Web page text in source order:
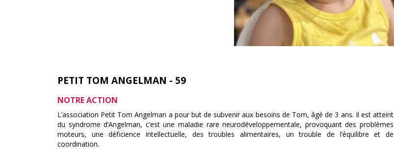
PETIT TOM ANGELMAN - 59
NOTRE ACTION
L’association Petit Tom Angelman a pour but de subvenir aux besoins de Tom, âgé de 3 ans. Il est atteint
du syndrome d’Angelman, c’est une maladie rare neurodéveloppementale, provoquant des problèmes
moteurs, une déficience intellectuelle, des troubles alimentaires, un trouble de l’équilibre et de
coordination.